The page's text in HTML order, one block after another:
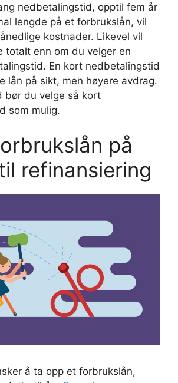
nedbetalingstid, opptil fem år
lengde på et forbrukslån, vil
kostnader. Likevel vil
totalt enn om du velger en
En kort nedbetalingstid
lån på sikt, men høyere avdrag.
bør du velge så kort
som mulig.
på
refinansiering
å ta opp et forbrukslån,